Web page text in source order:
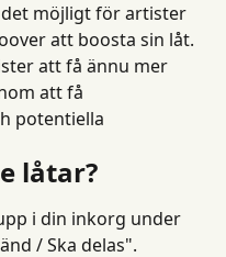
möjligt för artister
att boosta sin låt.
att få ännu mer
att få
potentiella
låtar?
i din inkorg under
/ Ska delas".